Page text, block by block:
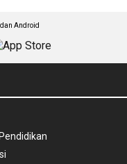
Android